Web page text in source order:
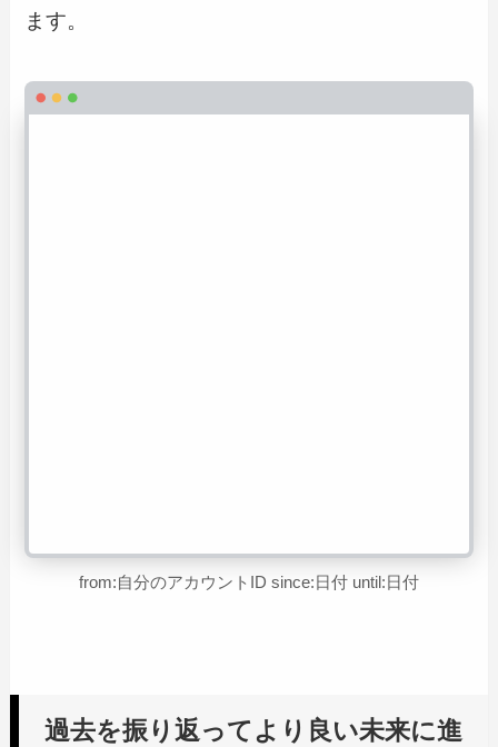
ます。
from:自分のアカウントID since:日付 until:日付
過去を振り返ってより良い未来に進